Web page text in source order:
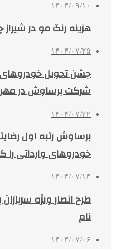
۱۴۰۴/۰۹/۱۰
هزینه رنگ مو در
۱۴۰۴/۰۷/۲۵
جشن تحویل
شرکت برساوش در
۱۴۰۴/۰۷/۲۲
برساوش رتبه اول
خودروهای وارداتی
۱۴۰۴/۰۷/۱۴
نام
۱۴۰۴/۰۷/۰۶